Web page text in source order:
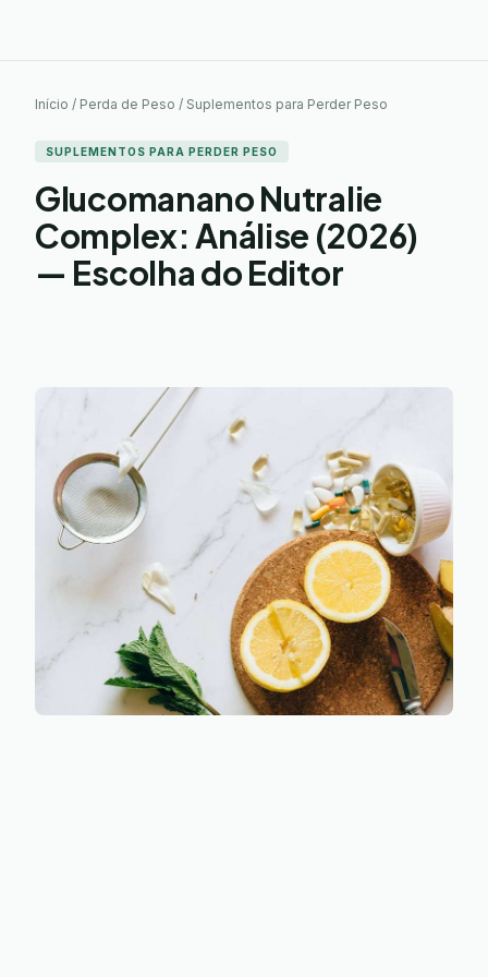
Início / Perda de Peso / Suplementos para Perder Peso
SUPLEMENTOS PARA PERDER PESO
Glucomanano Nutralie
Complex: Análise (2026)
— Escolha do Editor